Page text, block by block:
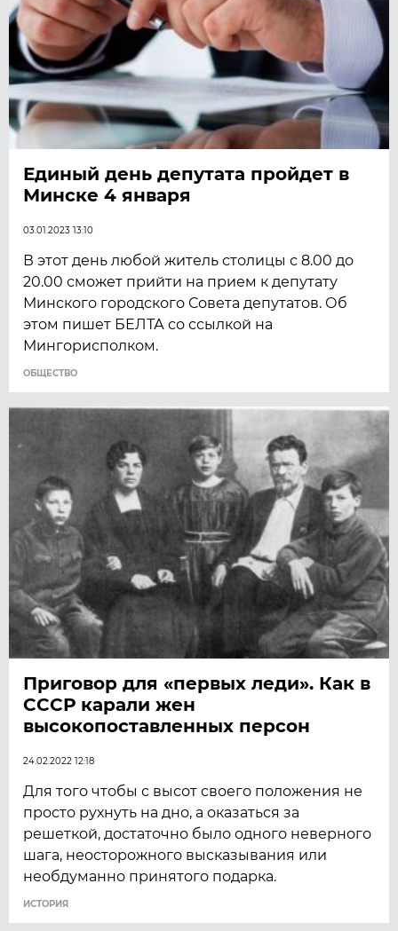
Единый день депутата пройдет в
Минске 4 января
03.01.2023 13:10
В этот день любой житель столицы с 8.00 до
20.00 сможет прийти на прием к депутату
Минского городского Совета депутатов. Об
этом пишет БЕЛТА со ссылкой на
Мингорисполком.
ОБЩЕСТВО
Приговор для «первых леди». Как в
СССР карали жен
высокопоставленных персон
24.02.2022 12:18
Для того чтобы с высот своего положения не
просто рухнуть на дно, а оказаться за
решеткой, достаточно было одного неверного
шага, неосторожного высказывания или
необдуманно принятого подарка.
ИСТОРИЯ